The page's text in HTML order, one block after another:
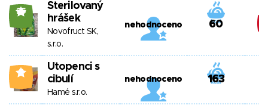
25
Sterilovaný
hrášek
Novofruct SK,
s.r.o.
nehodnoceno 60
0
Utopenci s
cibulí
Hamé s.r.o.
nehodnoceno 163